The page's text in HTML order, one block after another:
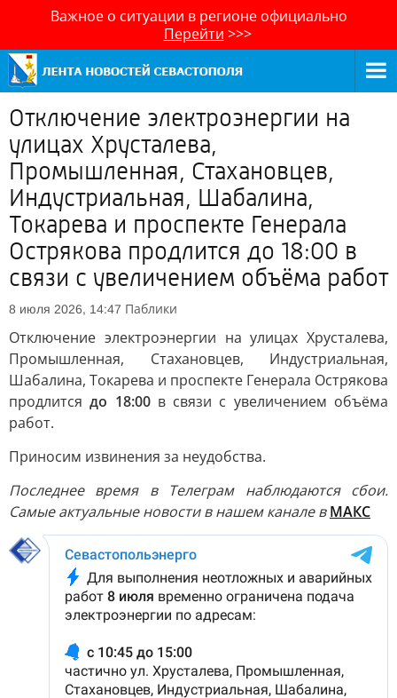
Важное о ситуации в регионе официально
Перейти >>>
Отключение электроэнергии на
улицах Хрусталева,
Промышленная, Стахановцев,
Индустриальная, Шабалина,
Токарева и проспекте Генерала
Острякова продлится до 18:00 в
связи с увеличением объёма работ
8 июля 2026, 14:47 Паблики
Отключение электроэнергии на улицах Хрусталева,
Промышленная, Стахановцев, Индустриальная,
Шабалина, Токарева и проспекте Генерала Острякова
продлитсядо 18:00 в связи с увеличением объёма
работ.
Приносим извинения за неудобства.
Последнее время в Телеграм наблюдаются сбои.
Самые актуальные новости в нашем канале вМАКС